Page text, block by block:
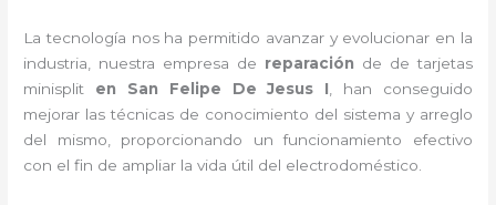
La tecnología nos ha permitido avanzar y evolucionar en la
industria, nuestra empresa de reparación de de tarjetas
minisplit en San Felipe De Jesus I, han conseguido
mejorar las técnicas de conocimiento del sistema y arreglo
del mismo, proporcionando un funcionamiento efectivo
con el fin de ampliar la vida útil del electrodoméstico.